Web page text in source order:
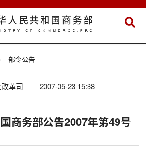
部令公告
革司 2007-05-23 15:38
商务部公告2007年第49号